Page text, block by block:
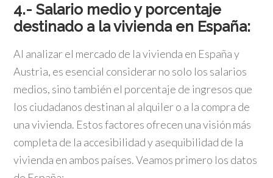
4.- Salario medio y porcentaje
destinado a la vivienda en España:
Al analizar el mercado de la vivienda en España y
Austria, es esencial considerar no solo los salarios
medios, sino también el porcentaje de ingresos que
los ciudadanos destinan al alquiler o a la compra de
una vivienda. Estos factores ofrecen una visión más
completa de la accesibilidad y asequibilidad de la
vivienda en ambos países. Veamos primero los datos